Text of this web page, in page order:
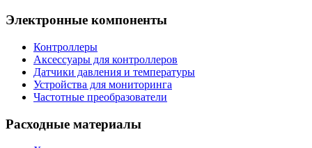
Электронные компоненты
Контроллеры
Аксессуары для контроллеров
Датчики давления и температуры
Устройства для мониторинга
Частотные преобразователи
Расходные материалы